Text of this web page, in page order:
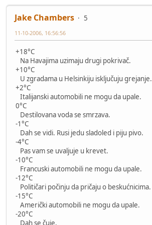
Jake Chambers 5
11-10-2006, 16:56:56
+18°C
Na Havajima uzimaju drugi pokrivač.
+10°C
U zgradama u Helsinkiju isključuju grejanje.
+2°C
Italijanski automobili ne mogu da upale.
0°C
Destilovana voda se smrzava.
-1°C
Dah se vidi. Rusi jedu sladoled i piju pivo.
-4°C
Pas vam se uvaljuje u krevet.
-10°C
Francuski automobili ne mogu da upale.
-12°C
Političari počinju da pričaju o beskućnicima.
-15°C
Američki automobili ne mogu da upale.
-20°C
Dah se čuje.